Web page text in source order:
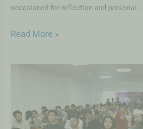
occasioned for reflection and personal …
Read More »